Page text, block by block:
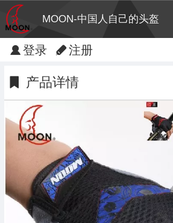
MOON-中国人自己的头盔
登录 注册
产品详情